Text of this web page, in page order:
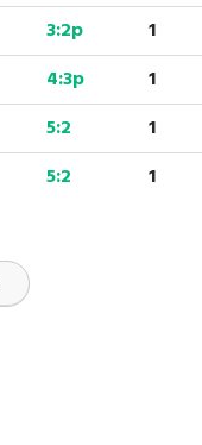
3:2p
1
4:3p
1
5:2
1
5:2 1